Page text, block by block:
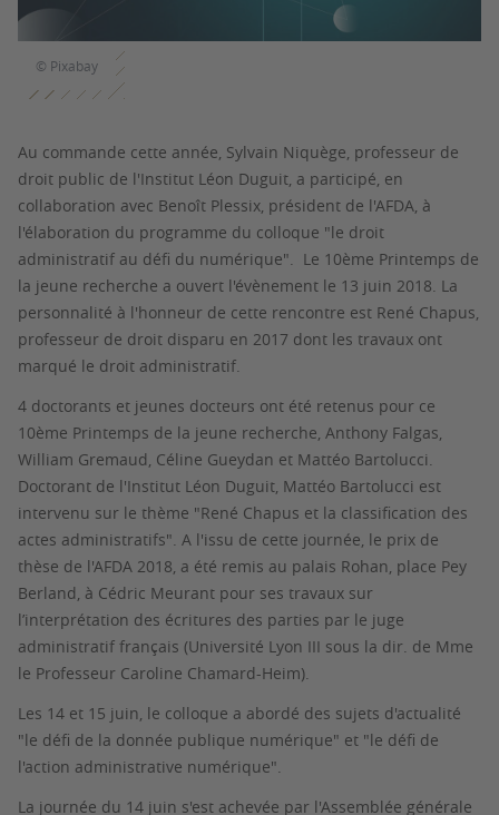
© Pixabay
Au commande cette année, Sylvain Niquège, professeur de
droit public de l'Institut Léon Duguit, a participé, en
collaboration avec Benoît Plessix, président de l'AFDA, à
l'élaboration du programme du colloque "le droit
administratif au défi du numérique". Le 10ème Printemps de
la jeune recherche a ouvert l'évènement le 13 juin 2018. La
personnalité à l'honneur de cette rencontre est René Chapus,
professeur de droit disparu en 2017 dont les travaux ont
marqué le droit administratif.
4 doctorants et jeunes docteurs ont été retenus pour ce
10ème Printemps de la jeune recherche, Anthony Falgas,
William Gremaud, Céline Gueydan et Mattéo Bartolucci.
Doctorant de l'Institut Léon Duguit, Mattéo Bartolucci est
intervenu sur le thème "René Chapus et la classification des
actes administratifs". A l'issu de cette journée, le prix de
thèse de l'AFDA 2018, a été remis au palais Rohan, place Pey
Berland, à Cédric Meurant pour ses travaux sur
l’interprétation des écritures des parties par le juge
administratif français (Université Lyon III sous la dir. de Mme
le Professeur Caroline Chamard-Heim).
Les 14 et 15 juin, le colloque a abordé des sujets d'actualité
"le défi de la donnée publique numérique" et "le défi de
l'action administrative numérique".
La journée du 14 juin s'est achevée par l'Assemblée générale